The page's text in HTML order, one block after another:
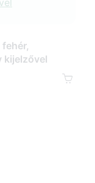
kijelzővel